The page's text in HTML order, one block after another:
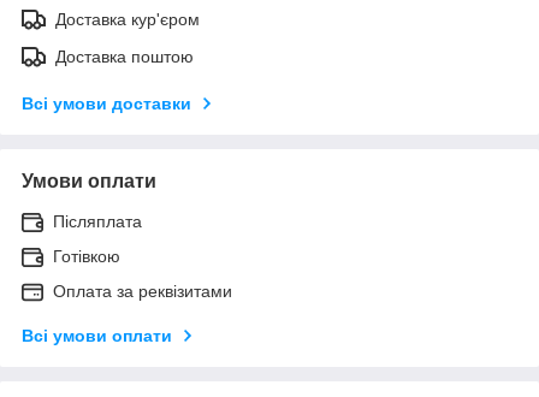
Доставка кур'єром
Доставка поштою
Всі умови доставки
Умови оплати
Післяплата
Готівкою
Оплата за реквізитами
Всі умови оплати